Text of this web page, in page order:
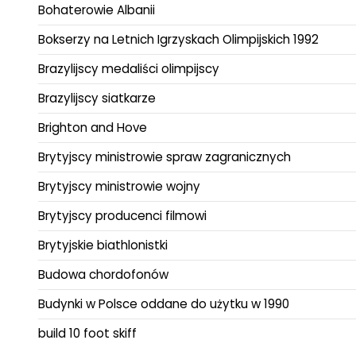
Bohaterowie Albanii
Bokserzy na Letnich Igrzyskach Olimpijskich 1992
Brazylijscy medaliści olimpijscy
Brazylijscy siatkarze
Brighton and Hove
Brytyjscy ministrowie spraw zagranicznych
Brytyjscy ministrowie wojny
Brytyjscy producenci filmowi
Brytyjskie biathlonistki
Budowa chordofonów
Budynki w Polsce oddane do użytku w 1990
build 10 foot skiff